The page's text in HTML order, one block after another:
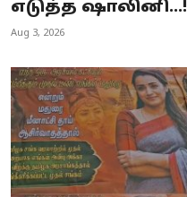
எடுத்த ஷாலினி...!
Aug 3, 2026